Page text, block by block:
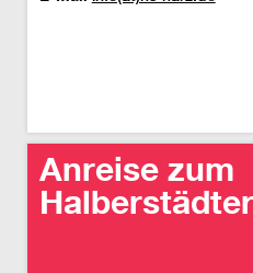
Anreise zum